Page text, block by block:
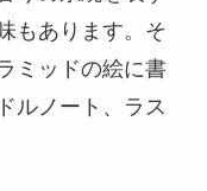
もあります。そ
ミッドの絵に書
ルノート、ラス